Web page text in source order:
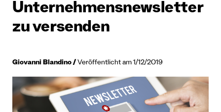
Unternehmensnewsletter
zu versenden
Giovanni Blandino Veröffentlicht am 1/12/2019